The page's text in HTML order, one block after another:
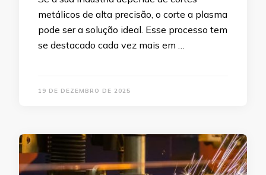
metálicos de alta precisão, o corte a plasma
pode ser a solução ideal. Esse processo tem
se destacado cada vez mais em …
19 DE DEZEMBRO DE 2025